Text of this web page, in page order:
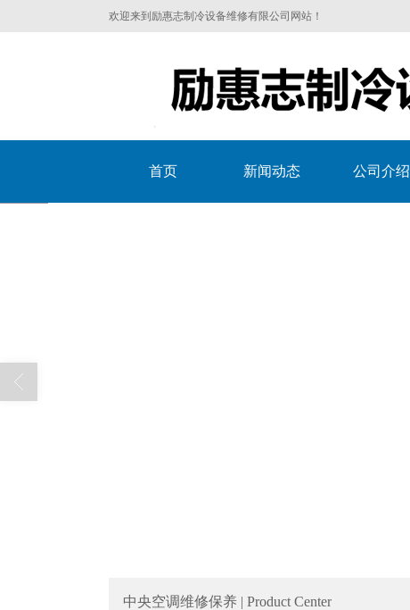
欢迎来到励惠志制冷设备维修有限公司网站！
首页 新闻动态 公司介绍
中央空调维修保养 | Product Center